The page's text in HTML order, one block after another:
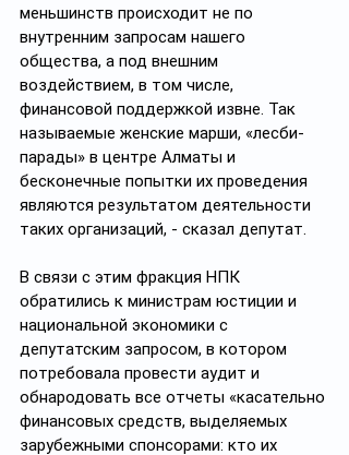
меньшинств происходит не по
внутренним запросам нашего
общества, а под внешним
воздействием, в том числе,
финансовой поддержкой извне. Так
называемые женские марши, «лесби-
парады» в центре Алматы и
бесконечные попытки их проведения
являются результатом деятельности
таких организаций, - сказал депутат.
В связи с этим фракция НПК
обратились к министрам юстиции и
национальной экономики с
депутатским запросом, в котором
потребовала провести аудит и
обнародовать все отчеты «касательно
финансовых средств, выделяемых
зарубежными спонсорами: кто их